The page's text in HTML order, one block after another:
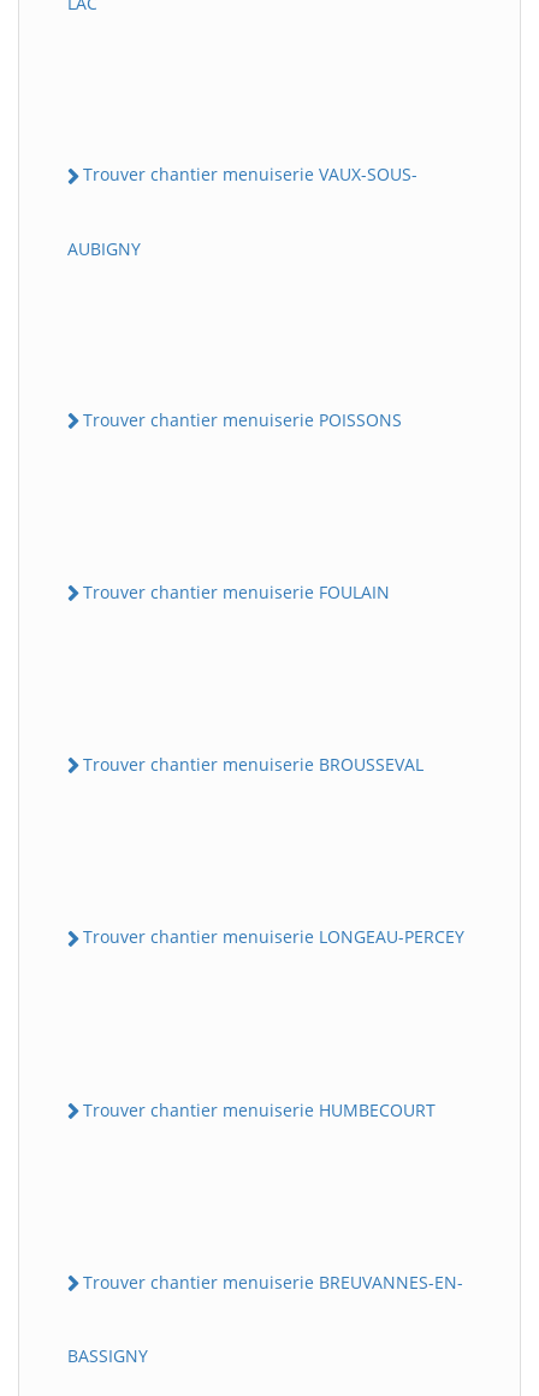
Trouver chantier menuiserie VAUX-SOUS-
AUBIGNY
Trouver chantier menuiserie POISSONS
Trouver chantier menuiserie FOULAIN
Trouver chantier menuiserie BROUSSEVAL
Trouver chantier menuiserie LONGEAU-PERCEY
Trouver chantier menuiserie HUMBECOURT
Trouver chantier menuiserie BREUVANNES-EN-
BASSIGNY